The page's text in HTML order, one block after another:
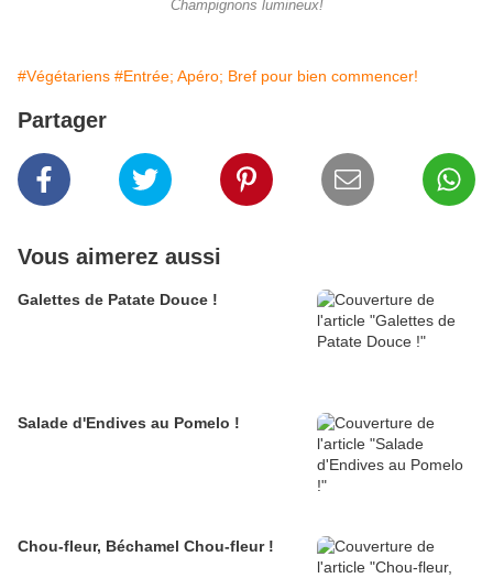
Champignons lumineux!
#Végétariens #Entrée; Apéro; Bref pour bien commencer!
Partager
Vous aimerez aussi
Galettes de Patate Douce !
Salade d'Endives au Pomelo !
Chou-fleur, Béchamel Chou-fleur !